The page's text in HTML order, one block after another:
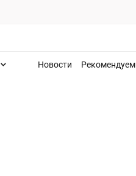
Новости Рекомендуем